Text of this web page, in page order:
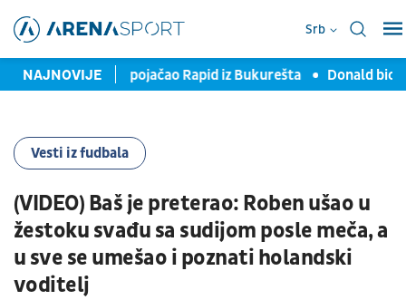
Srb
NAJNOVIJE
"romantičar" pojačao Rapid iz Bukurešta Donald bio na
Vesti iz fudbala
(VIDEO) Baš je preterao: Roben ušao u
žestoku svađu sa sudijom posle meča, a
u sve se umešao i poznati holandski
voditelj